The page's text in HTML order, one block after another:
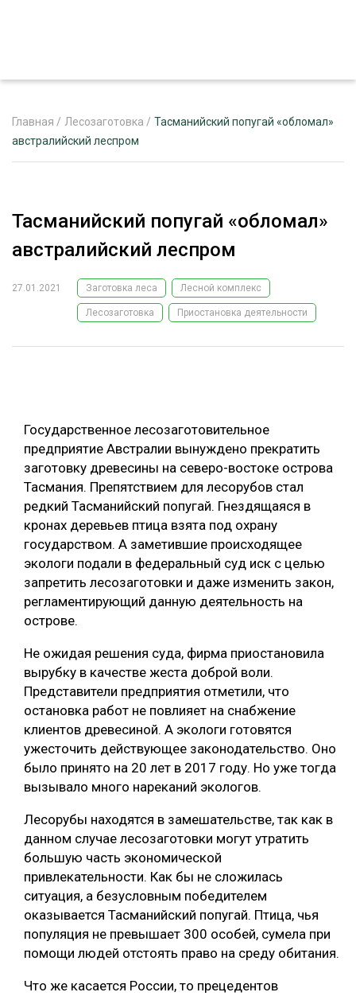
РЕКЛАМОДАТЕЛЯМ
ЛЕСНОЕ ХОЗЯЙСТВО
ЛЕСОЗАГОТОВКА
БИОЭНЕРГЕТИКА
ЛЕСОВОССТАНОВЛЕНИЕ И ЗАЩИТА
ЛОГИСТИКА
ПРОИЗВОДСТВО ДРЕВЕСНЫХ ПЛИТ
ЦБП
КОМПЛЕКСНАЯ ПЕРЕРАБОТКА
ЛЕСОПИЛЕНИЕ
ДЕРЕВЯННОЕ ДОМОСТРОЕНИЕ
БЕЗОПАСНОЕ ПРОИЗВОДСТВО
СОРТИРОВКА ДРЕВЕСИНЫ
СУШКА ДРЕВЕСИНЫ
МЕБЕЛЬНОЕ ПРОИЗВОДСТВО
ПОДБОРКИ СТАТЕЙ
Главная / Лесозаготовка / Тасманийский попугай «обломал»
австралийский леспром
Тасманийский попугай «обломал»
австралийский леспром
27.01.2021 Заготовка леса Лесной комплекс
Лесозаготовка Приостановка деятельности
Государственное лесозаготовительное
предприятие Австралии вынуждено прекратить
заготовку древесины на северо-востоке острова
Тасмания. Препятствием для лесорубов стал
редкий Тасманийский попугай. Гнездящаяся в
кронах деревьев птица взята под охрану
государством. А заметившие происходящее
экологи подали в федеральный суд иск с целью
запретить лесозаготовки и даже изменить закон,
регламентирующий данную деятельность на
острове.
Не ожидая решения суда, фирма приостановила
вырубку в качестве жеста доброй воли.
Представители предприятия отметили, что
остановка работ не повлияет на снабжение
клиентов древесиной. А экологи готовятся
ужесточить действующее законодательство. Оно
было принято на 20 лет в 2017 году. Но уже тогда
вызывало много нареканий экологов.
Лесорубы находятся в замешательстве, так как в
данном случае лесозаготовки могут утратить
большую часть экономической
привлекательности. Как бы не сложилась
ситуация, а безусловным победителем
оказывается Тасманийский попугай. Птица, чья
популяция не превышает 300 особей, сумела при
помощи людей отстоять право на среду обитания.
Что же касается России, то прецедентов